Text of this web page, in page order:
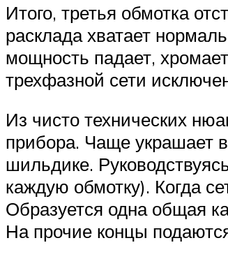
Итого, третья обмотка
расклада хватает
мощность падает,
трехфазной сети
Из чисто технических
прибора. Чаще украшает
шильдике.
каждую обмотку). Когда
Образуется одна общая
На прочие концы